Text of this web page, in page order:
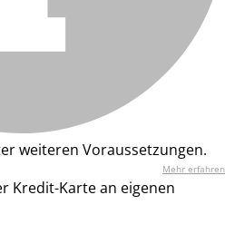
weiteren Voraussetzungen.
Mehr erfahren
Kredit-Karte an eigenen